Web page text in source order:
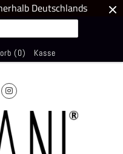
Deutschlands
(0) Kasse